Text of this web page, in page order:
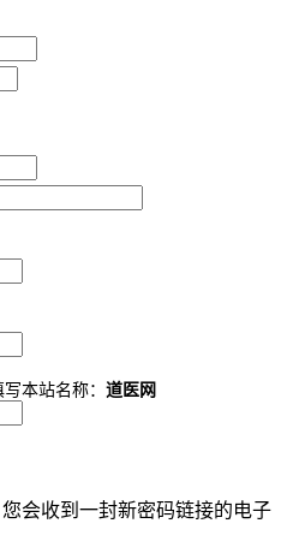
本站名称： 道医网
会收到一封新密码链接的电子